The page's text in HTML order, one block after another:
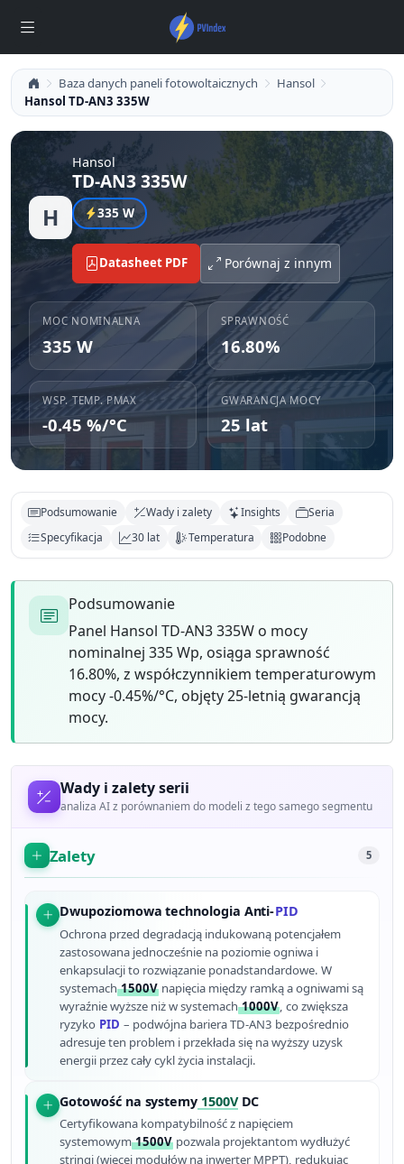
Baza danych paneli fotowoltaicznych
Hansol
Hansol TD-AN3 335W
H
Hansol
TD-AN3 335W
335 W
Datasheet PDF Porównaj z innym
MOC NOMINALNA
335 W
SPRAWNOŚĆ
16.80%
WSP. TEMP. PMAX
-0.45 %/°C
GWARANCJA MOCY
25 lat
Podsumowanie Wady i zalety Insights
Seria
Specyfikacja
30 lat Temperatura Podobne
Podsumowanie
Panel Hansol TD-AN3 335W o mocy
nominalnej 335 Wp, osiąga sprawność
16.80%, z współczynnikiem temperaturowym
mocy -0.45%/°C, objęty 25-letnią gwarancją
mocy.
Wady i zalety serii
analiza AI z porównaniem do modeli z tego samego segmentu
Zalety 5
Dwupoziomowa technologia Anti-PID
Ochrona przed degradacją indukowaną potencjałem
zastosowana jednocześnie na poziomie ogniwa i
enkapsulacji to rozwiązanie ponadstandardowe. W
systemach1500V napięcia między ramką a ogniwami są
wyraźnie wyższe niż w systemach1000V, co zwiększa
ryzyko PID – podwójna bariera TD-AN3 bezpośrednio
adresuje ten problem i przekłada się na wyższy uzysk
energii przez cały cykl życia instalacji.
Gotowość na systemy 1500VDC
Certyfikowana kompatybilność z napięciem
systemowym1500V pozwala projektantom wydłużyć
stringi (więcej modułów na inwerter MPPT), redukując